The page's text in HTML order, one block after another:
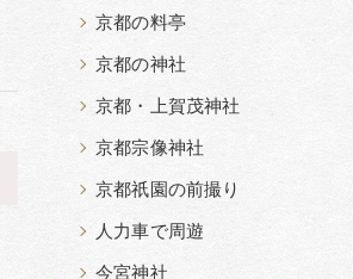
京都の料亭
京都の神社
京都・上賀茂神社
京都宗像神社
京都祇園の前撮り
人力車で周遊
今宮神社